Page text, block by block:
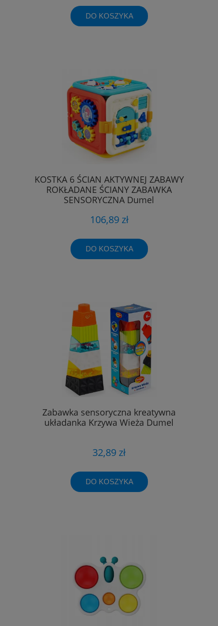
DO KOSZYKA
KOSTKA 6 ŚCIAN AKTYWNEJ ZABAWY
ROKŁADANE ŚCIANY ZABAWKA
SENSORYCZNA Dumel
106,89 zł
DO KOSZYKA
Zabawka sensoryczna kreatywna
układanka Krzywa Wieża Dumel
32,89 zł
DO KOSZYKA